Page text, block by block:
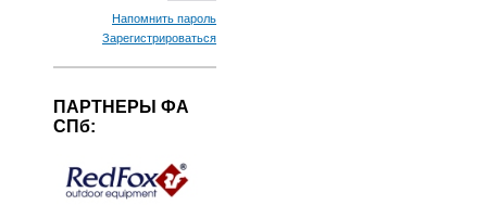
Напомнить пароль
Зарегистрироваться
ПАРТНЕРЫ ФА
СПб: